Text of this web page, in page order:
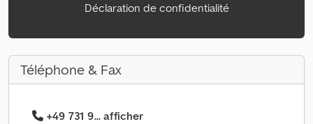
Déclaration de confidentialité
Téléphone & Fax
+49 731 9... afficher